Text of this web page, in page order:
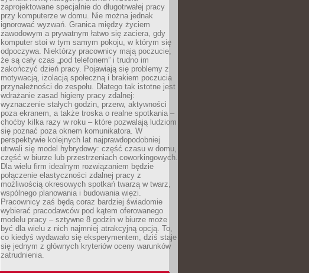
zaprojektowane specjalnie do długotrwałej pracy
przy komputerze w domu. Nie można jednak
ignorować wyzwań. Granica między życiem
zawodowym a prywatnym łatwo się zaciera, gdy
komputer stoi w tym samym pokoju, w którym się
odpoczywa. Niektórzy pracownicy mają poczucie,
że są cały czas „pod telefonem” i trudno im
zakończyć dzień pracy. Pojawiają się problemy z
motywacją, izolacją społeczną i brakiem poczucia
przynależności do zespołu. Dlatego tak istotne jest
wdrażanie zasad higieny pracy zdalnej:
wyznaczenie stałych godzin, przerw, aktywności
poza ekranem, a także troska o realne spotkania –
choćby kilka razy w roku – które pozwalają ludziom
się poznać poza oknem komunikatora. W
perspektywie kolejnych lat najprawdopodobniej
utrwali się model hybrydowy: część czasu w domu,
część w biurze lub przestrzeniach coworkingowych.
Dla wielu firm idealnym rozwiązaniem będzie
połączenie elastyczności zdalnej pracy z
możliwością okresowych spotkań twarzą w twarz,
wspólnego planowania i budowania więzi.
Pracownicy zaś będą coraz bardziej świadomie
wybierać pracodawców pod kątem oferowanego
modelu pracy – sztywne 8 godzin w biurze może
być dla wielu z nich najmniej atrakcyjną opcją. To,
co kiedyś wydawało się eksperymentem, dziś staje
się jednym z głównych kryteriów oceny warunków
zatrudnienia.